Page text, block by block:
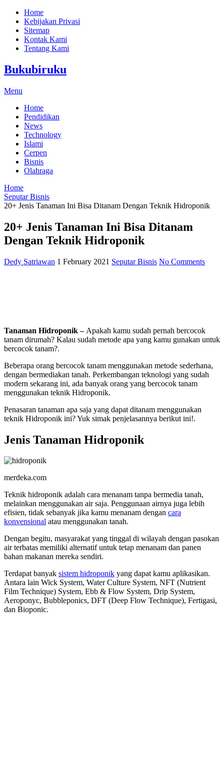
Home
Kebijakan Privasi
Sitemap
Kontak Kami
Tentang Kami
Bukubiruku
Menu
Home
Pendidikan
News
Technology
Islami
Cerpen
Bisnis
Olahraga
Home
Seputar Bisnis
20+ Jenis Tanaman Ini Bisa Ditanam Dengan Teknik Hidroponik
20+ Jenis Tanaman Ini Bisa Ditanam
Dengan Teknik Hidroponik
Dedy Satriawan 1 February 2021 Seputar Bisnis No Comments
Tanaman Hidroponik – Apakah kamu sudah pernah bercocok
tanam dirumah? Kalau sudah metode apa yang kamu gunakan untuk
bercocok tanam?.
Beberapa orang bercocok tanam menggunakan metode sederhana,
dengan bermediakan tanah. Perkembangan teknologi yang sudah
modern sekarang ini, ada banyak orang yang bercocok tanam
menggunakan teknik Hidroponik.
Penasaran tanaman apa saja yang dapat ditanam menggunakan
teknik Hidroponik ini? Yuk simak penjelasannya berikut ini!.
Jenis Tanaman Hidroponik
merdeka.com
Teknik hidroponik adalah cara menanam tanpa bermedia tanah,
melainkan menggunakan air saja. Penggunaan airnya juga lebih
efisien, tidak sebanyak jika kamu menanam dengan cara
konvensional atau menggunakan tanah.
Dengan begitu, masyarakat yang tinggal di wilayah dengan pasokan
air terbatas memiliki alternatif untuk tetap menanam dan panen
bahan makanan mereka sendiri.
Terdapat banyak sistem hidroponik yang dapat kamu aplikasikan.
Antara lain Wick System, Water Culture System, NFT (Nutrient
Film Technique) System, Ebb & Flow System, Drip System,
Aeroponyc, Bubbleponics, DFT (Deep Flow Technique), Fertigasi,
dan Bioponic.